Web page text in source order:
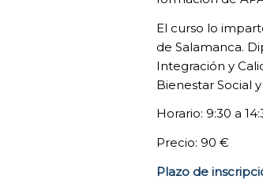
El curso lo
de Salamanca.
Integración y
Bienestar Social
Horario: 9:30 a
Precio: 90 €
Plazo de